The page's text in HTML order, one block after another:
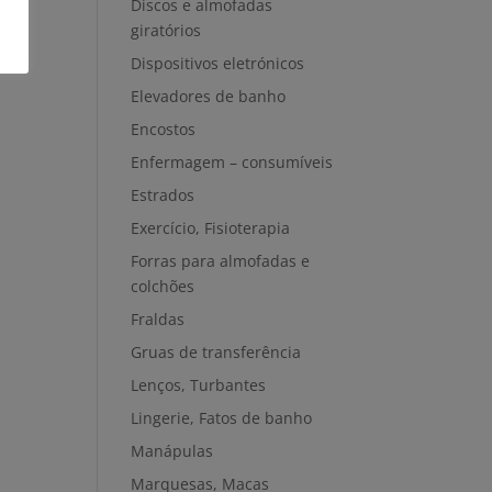
Discos e almofadas
giratórios
Dispositivos eletrónicos
Elevadores de banho
Encostos
Enfermagem – consumíveis
Estrados
Exercício, Fisioterapia
Forras para almofadas e
colchões
Fraldas
Gruas de transferência
Lenços, Turbantes
Lingerie, Fatos de banho
Manápulas
Marquesas, Macas